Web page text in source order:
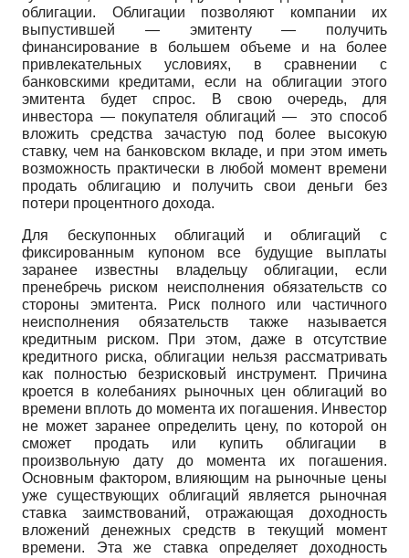
облигации. Облигации позволяют компании их
выпустившей — эмитенту — получить
финансирование в большем объеме и на более
привлекательных условиях, в сравнении с
банковскими кредитами, если на облигации этого
эмитента будет спрос. В свою очередь, для
инвестора — покупателя облигаций — это способ
вложить средства зачастую под более высокую
ставку, чем на банковском вкладе, и при этом иметь
возможность практически в любой момент времени
продать облигацию и получить свои деньги без
потери процентного дохода.
Для бескупонных облигаций и облигаций с
фиксированным купоном все будущие выплаты
заранее известны владельцу облигации, если
пренебречь риском неисполнения обязательств со
стороны эмитента. Риск полного или частичного
неисполнения обязательств также называется
кредитным риском. При этом, даже в отсутствие
кредитного риска, облигации нельзя рассматривать
как полностью безрисковый инструмент. Причина
кроется в колебаниях рыночных цен облигаций во
времени вплоть до момента их погашения. Инвестор
не может заранее определить цену, по которой он
сможет продать или купить облигации в
произвольную дату до момента их погашения.
Основным фактором, влияющим на рыночные цены
уже существующих облигаций является рыночная
ставка заимствований, отражающая доходность
вложений денежных средств в текущий момент
времени. Эта же ставка определяет доходность